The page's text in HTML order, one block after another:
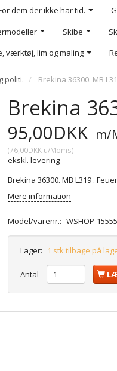
dem der ikke har tid.
Skibe
værktøj, lim og maling
politi. Brekina 36300. MB
Brekina
95,00DKK m/
(76,00DKK u/Moms)
ekskl. levering
Brekina 36300. MB L319 .
Mere information
Model/varenr.: WSHOP-15555
Lager: 1 stk tilbage på
Antal